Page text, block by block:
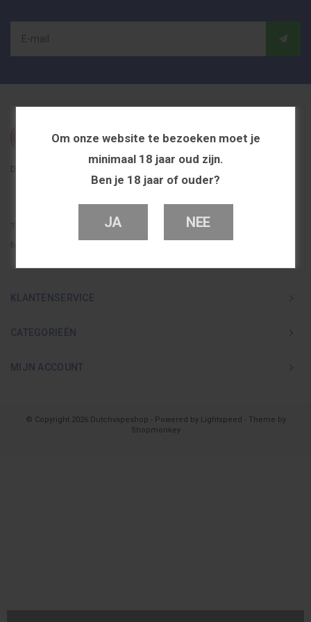
Om onze website te bezoeken moet je
minimaal 18 jaar oud zijn.
Ben je 18 jaar of ouder?
JA NEE
De beste en voordeligste vapeshop in Nederland
Telefoon
0251 839 447
KLANTENSERVICE
CATEGORIEËN
MIJN ACCOUNT
© Copyright 2026 Dutchvapeshop - Powered by Lightspeed - Theme by
Shopmonkey